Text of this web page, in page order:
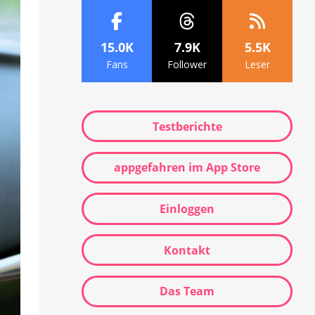
15.0K
Fans
7.9K
Follower
5.5K
Leser
Testberichte
appgefahren im App Store
Einloggen
Kontakt
Das Team